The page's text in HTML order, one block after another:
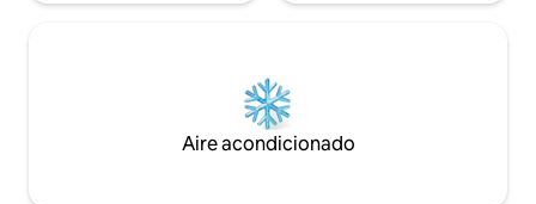
Aire acondicionado